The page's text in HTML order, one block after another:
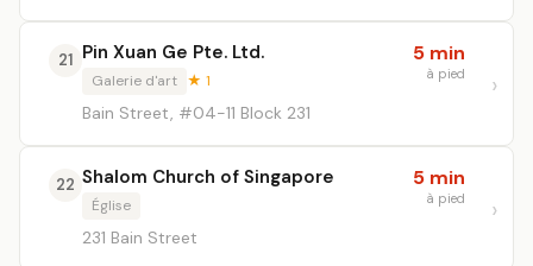
21 Pin Xuan Ge Pte. Ltd.
Galerie d'art ★ 1
Bain Street, #04-11 Block 231
5 min
à pied
22 Shalom Church of Singapore
Église
231 Bain Street
5 min
à pied